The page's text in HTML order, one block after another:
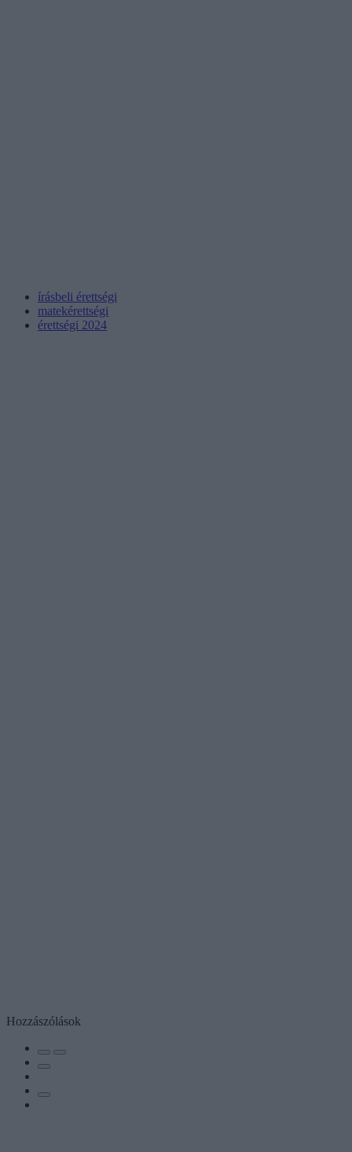
írásbeli érettségi
matekérettségi
érettségi 2024
Hozzászólások